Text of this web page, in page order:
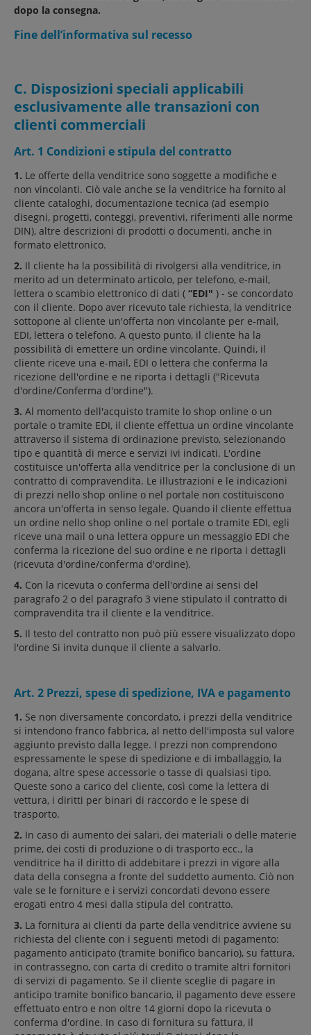
dopo la consegna.
Fine dell’informativa sul recesso
C. Disposizioni speciali applicabili
esclusivamente alle transazioni con
clienti commerciali
Art. 1 Condizioni e stipula del contratto
1. Le offerte della venditrice sono soggette a modifiche e
non vincolanti. Ciò vale anche se la venditrice ha fornito al
cliente cataloghi, documentazione tecnica (ad esempio
disegni, progetti, conteggi, preventivi, riferimenti alle norme
DIN), altre descrizioni di prodotti o documenti, anche in
formato elettronico.
2. Il cliente ha la possibilità di rivolgersi alla venditrice, in
merito ad un determinato articolo, per telefono, e-mail,
lettera o scambio elettronico di dati ( “EDI" ) - se concordato
con il cliente. Dopo aver ricevuto tale richiesta, la venditrice
sottopone al cliente un'offerta non vincolante per e-mail,
EDI, lettera o telefono. A questo punto, il cliente ha la
possibilità di emettere un ordine vincolante. Quindi, il
cliente riceve una e-mail, EDI o lettera che conferma la
ricezione dell'ordine e ne riporta i dettagli ("Ricevuta
d'ordine/Conferma d'ordine").
3. Al momento dell'acquisto tramite lo shop online o un
portale o tramite EDI, il cliente effettua un ordine vincolante
attraverso il sistema di ordinazione previsto, selezionando
tipo e quantità di merce e servizi ivi indicati. L'ordine
costituisce un'offerta alla venditrice per la conclusione di un
contratto di compravendita. Le illustrazioni e le indicazioni
di prezzi nello shop online o nel portale non costituiscono
ancora un'offerta in senso legale. Quando il cliente effettua
un ordine nello shop online o nel portale o tramite EDI, egli
riceve una mail o una lettera oppure un messaggio EDI che
conferma la ricezione del suo ordine e ne riporta i dettagli
(ricevuta d'ordine/conferma d'ordine).
4. Con la ricevuta o conferma dell'ordine ai sensi del
paragrafo 2 o del paragrafo 3 viene stipulato il contratto di
compravendita tra il cliente e la venditrice.
5. Il testo del contratto non può più essere visualizzato dopo
l'ordine Si invita dunque il cliente a salvarlo.
Art. 2 Prezzi, spese di spedizione, IVA e pagamento
1. Se non diversamente concordato, i prezzi della venditrice
si intendono franco fabbrica, al netto dell'imposta sul valore
aggiunto previsto dalla legge. I prezzi non comprendono
espressamente le spese di spedizione e di imballaggio, la
dogana, altre spese accessorie o tasse di qualsiasi tipo.
Queste sono a carico del cliente, così come la lettera di
vettura, i diritti per binari di raccordo e le spese di
trasporto.
2. In caso di aumento dei salari, dei materiali o delle materie
prime, dei costi di produzione o di trasporto ecc., la
venditrice ha il diritto di addebitare i prezzi in vigore alla
data della consegna a fronte del suddetto aumento. Ciò non
vale se le forniture e i servizi concordati devono essere
erogati entro 4 mesi dalla stipula del contratto.
3. La fornitura ai clienti da parte della venditrice avviene su
richiesta del cliente con i seguenti metodi di pagamento:
pagamento anticipato (tramite bonifico bancario), su fattura,
in contrassegno, con carta di credito o tramite altri fornitori
di servizi di pagamento. Se il cliente sceglie di pagare in
anticipo tramite bonifico bancario, il pagamento deve essere
effettuato entro e non oltre 14 giorni dopo la ricevuta o
conferma d'ordine. In caso di fornitura su fattura, il